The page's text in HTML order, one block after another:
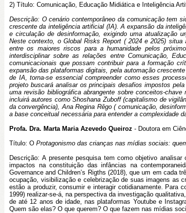
2) Título: Comunicação, Educação Midiática e Inteligência
Descrição: O cenário contemporâneo da comunicação tem
crescente da inteligência artificial (IA). A expansão da
e circulação de desinformação, exigindo uma atualização
Neste contexto, o Global Risks Report ( 2024 e 2025)
entre os maiores riscos para a humanidade pelos
interdisciplinar sobre as relações entre Comunicação,
comunicacionais que possam contribuir para a formação
expansão das plataformas digitais, pela automação
de IA, torna-se essencial compreender como esses
projeto buscará analisar os principais desafios impostos
uma revisão bibliográfica abrangente sobre conceitos-
incluirá autores como Shoshana Zuboff (capitalismo de
da convergência), Ana Regina Rêgo ( comunicação,
a base conceitual necessária para entender a complexidade
Profa. Dra. Marta Maria Azevedo Queiroz - Doutora em
Título: O Protagonismo das crianças nas mídias sociais:
Descrição:A presente pesquisa tem como objetivo
impactos na constituição das infâncias na
Governance and Children’s Rigths (2018), que um em cada
ocupação, visibilização e celebrização de suas imagens as
estão a produzir, consumir e interagir cotidianamente. Para
1999) realizar-se-á, na perspectiva da investigação
de até 12 anos de idade, nas plataformas Youtube e
Quem são elas? O que querem? O que fazem nas mídias